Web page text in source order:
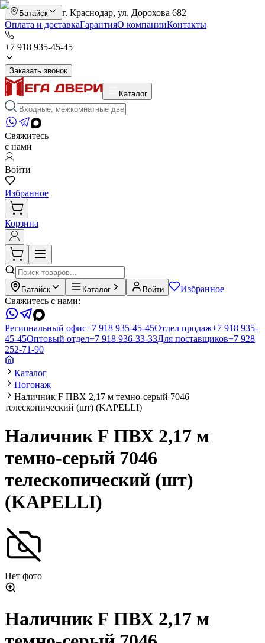
Батайск
г. Краснодар, ул. Дорохова 682
Оплата и доставкаГарантияО компанииКонтакты
+7 918 935-45-45
Заказать звонок
Каталог
Свяжитесь
с нами
Войти
Избранное
Корзина
Батайск Каталог Войти
Избранное
Свяжитесь с нами:
Региональный офис+7 918 935-45-45Отдел продаж+7 918 935-
45-45Оптовый отдел+7 918 936-33-33Для поставщиков+7 928
252-71-90
Каталог
Погонаж
Наличник F ПВХ 2,17 м темно-серый 7046
телескопический (шт) (KAPELLI)
Наличник F ПВХ 2,17 м
темно-серый 7046
телескопический (шт)
(KAPELLI)
Нет фото
Наличник F ПВХ 2,17 м